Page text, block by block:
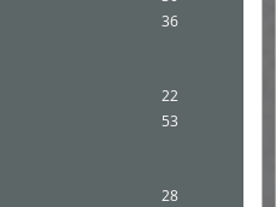
36
22
53
28